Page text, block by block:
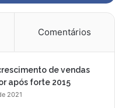
Comentários
de vendas
após forte 2015
2021